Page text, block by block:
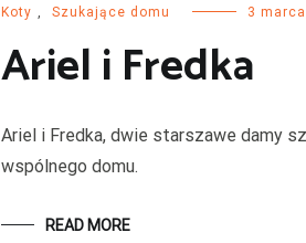
Koty , Szukające domu 3
Ariel i Fredka
Ariel i Fredka, dwie starszawe damy
wspólnego domu.
READ MORE